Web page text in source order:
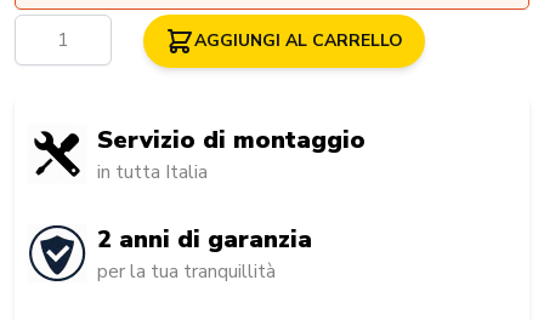
Quantità AGGIUNGI AL CARRELLO
Servizio di montaggio
in tutta Italia
2 anni di garanzia
per la tua tranquillità